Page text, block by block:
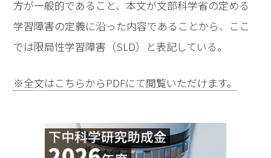
方が一般的であること、本文が文部科学省の定める
学習障害の定義に沿った内容であることから、ここ
では限局性学習障害（SLD）と表記している。
※全文はこちらからPDFにて閲覧いただけます。